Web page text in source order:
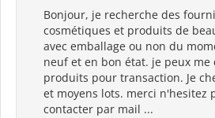
Bonjour, je recherche des
cosmétiques et produits de
avec emballage ou non du
neuf et en bon état. je peux me
produits pour transaction. Je
et moyens lots. merci n'hesitez
contacter par mail ...